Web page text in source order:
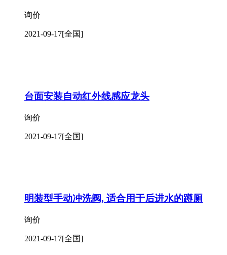
询价
2021-09-17[全国]
台面安装自动红外线感应龙头
询价
2021-09-17[全国]
明装型手动冲洗阀, 适合用于后进水的蹲厕
询价
2021-09-17[全国]